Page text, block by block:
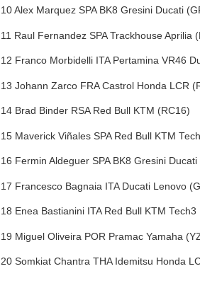
10 Alex Marquez SPA BK8 Gresini Ducati
11 Raul Fernandez SPA Trackhouse Aprilia
12 Franco Morbidelli ITA Pertamina VR46
13 Johann Zarco FRA Castrol Honda LCR
14 Brad Binder RSA Red Bull KTM (RC16)
15 Maverick Viñales SPA Red Bull KTM
16 Fermin Aldeguer SPA BK8 Gresini Ducati
17 Francesco Bagnaia ITA Ducati Lenovo
18 Enea Bastianini ITA Red Bull KTM Tech3
19 Miguel Oliveira POR Pramac Yamaha
20 Somkiat Chantra THA Idemitsu Honda